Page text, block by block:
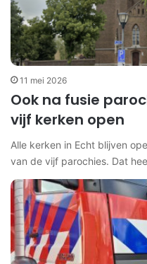
11 mei 2026
Ook na fusie
vijf kerken open
Alle kerken in Echt blijven
van de vijf parochies. Dat